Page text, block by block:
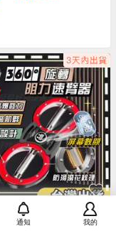
通知 我的